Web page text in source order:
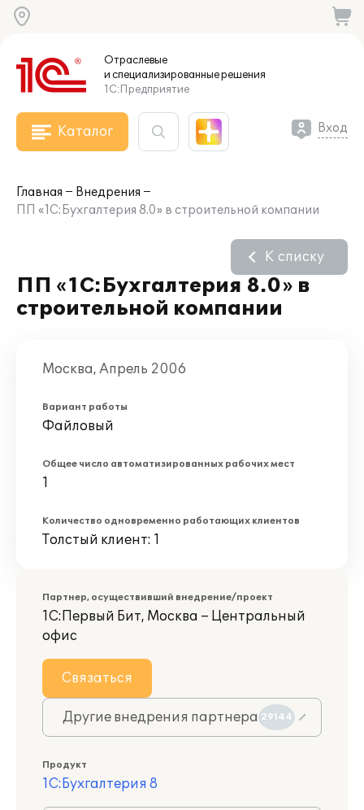
Отраслевые
и специализированныерешения
1С:Предприятие
Каталог Вход
Главная
Внедрения
ПП «1С:Бухгалтерия 8.0» в строительной компании
ПП «1С:Бухгалтерия 8.0» в
строительной компании
К списку
Москва, Апрель 2006
Вариант работы
Файловый
Общее число автоматизированных рабочих мест
1
Количество одновременно работающих клиентов
Толстый клиент: 1
Партнер, осуществивший внедрение/проект
1С:Первый Бит, Москва – Центральный
офис
Связаться
Другие внедрения партнера 29144
Продукт
1С:Бухгалтерия 8